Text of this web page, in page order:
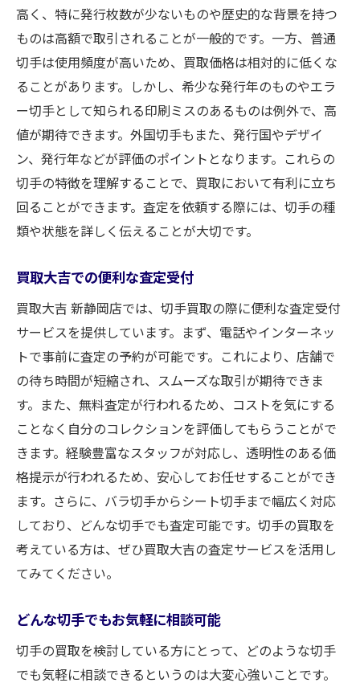
高く、特に発行枚数が少ないものや歴史的な背景を持つ
ものは高額で取引されることが一般的です。一方、普通
切手は使用頻度が高いため、買取価格は相対的に低くな
ることがあります。しかし、希少な発行年のものやエラ
ー切手として知られる印刷ミスのあるものは例外で、高
値が期待できます。外国切手もまた、発行国やデザイ
ン、発行年などが評価のポイントとなります。これらの
切手の特徴を理解することで、買取において有利に立ち
回ることができます。査定を依頼する際には、切手の種
類や状態を詳しく伝えることが大切です。
買取大吉での便利な査定受付
買取大吉 新静岡店では、切手買取の際に便利な査定受付
サービスを提供しています。まず、電話やインターネッ
トで事前に査定の予約が可能です。これにより、店舗で
の待ち時間が短縮され、スムーズな取引が期待できま
す。また、無料査定が行われるため、コストを気にする
ことなく自分のコレクションを評価してもらうことがで
きます。経験豊富なスタッフが対応し、透明性のある価
格提示が行われるため、安心してお任せすることができ
ます。さらに、バラ切手からシート切手まで幅広く対応
しており、どんな切手でも査定可能です。切手の買取を
考えている方は、ぜひ買取大吉の査定サービスを活用し
てみてください。
どんな切手でもお気軽に相談可能
切手の買取を検討している方にとって、どのような切手
でも気軽に相談できるというのは大変心強いことです。